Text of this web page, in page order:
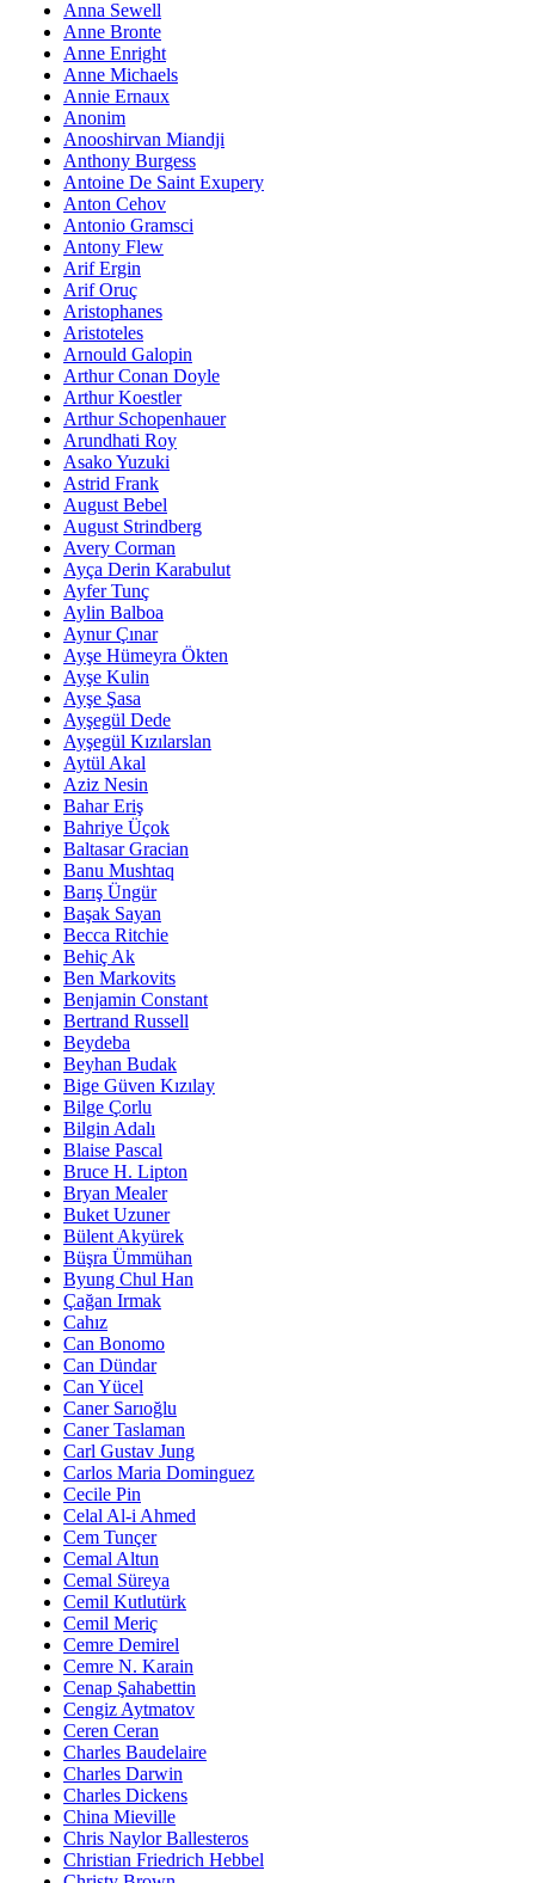
Anna Sewell
Anne Bronte
Anne Enright
Anne Michaels
Annie Ernaux
Anonim
Anooshirvan Miandji
Anthony Burgess
Antoine De Saint Exupery
Anton Cehov
Antonio Gramsci
Antony Flew
Arif Ergin
Arif Oruç
Aristophanes
Aristoteles
Arnould Galopin
Arthur Conan Doyle
Arthur Koestler
Arthur Schopenhauer
Arundhati Roy
Asako Yuzuki
Astrid Frank
August Bebel
August Strindberg
Avery Corman
Ayça Derin Karabulut
Ayfer Tunç
Aylin Balboa
Aynur Çınar
Ayşe Hümeyra Ökten
Ayşe Kulin
Ayşe Şasa
Ayşegül Dede
Ayşegül Kızılarslan
Aytül Akal
Aziz Nesin
Bahar Eriş
Bahriye Üçok
Baltasar Gracian
Banu Mushtaq
Barış Üngür
Başak Sayan
Becca Ritchie
Behiç Ak
Ben Markovits
Benjamin Constant
Bertrand Russell
Beydeba
Beyhan Budak
Bige Güven Kızılay
Bilge Çorlu
Bilgin Adalı
Blaise Pascal
Bruce H. Lipton
Bryan Mealer
Buket Uzuner
Bülent Akyürek
Büşra Ümmühan
Byung Chul Han
Çağan Irmak
Cahız
Can Bonomo
Can Dündar
Can Yücel
Caner Sarıoğlu
Caner Taslaman
Carl Gustav Jung
Carlos Maria Dominguez
Cecile Pin
Celal Al-i Ahmed
Cem Tunçer
Cemal Altun
Cemal Süreya
Cemil Kutlutürk
Cemil Meriç
Cemre Demirel
Cemre N. Karain
Cenap Şahabettin
Cengiz Aytmatov
Ceren Ceran
Charles Baudelaire
Charles Darwin
Charles Dickens
China Mieville
Chris Naylor Ballesteros
Christian Friedrich Hebbel